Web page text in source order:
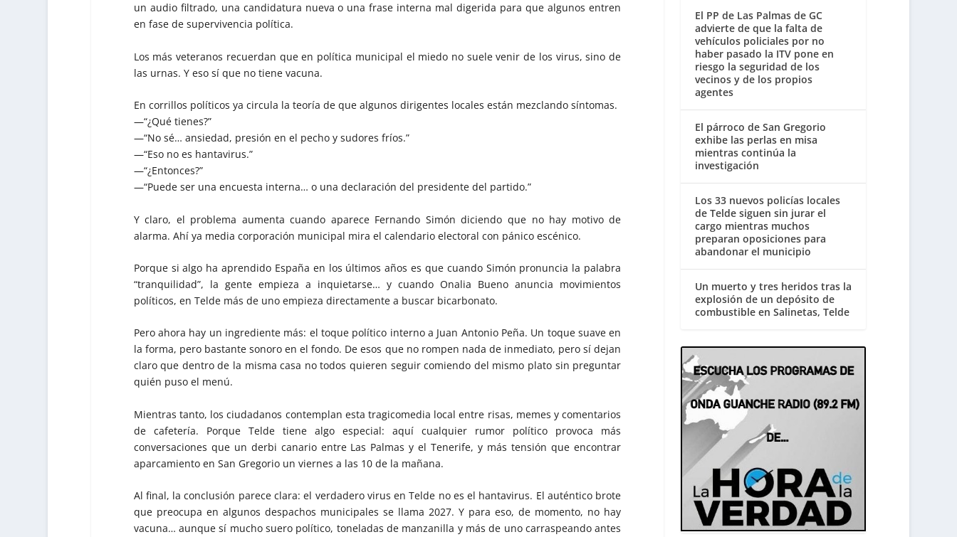
un audio filtrado, una candidatura nueva o una frase interna mal digerida para que algunos entren
en fase de supervivencia política.
Los más veteranos recuerdan que en política municipal el miedo no suele venir de los virus, sino de
las urnas. Y eso sí que no tiene vacuna.
En corrillos políticos ya circula la teoría de que algunos dirigentes locales están mezclando síntomas.
—“¿Qué tienes?”
—“No sé… ansiedad, presión en el pecho y sudores fríos.”
—“Eso no es hantavirus.”
—“¿Entonces?”
—“Puede ser una encuesta interna… o una declaración del presidente del partido.”
Y claro, el problema aumenta cuando aparece Fernando Simón diciendo que no hay motivo de
alarma. Ahí ya media corporación municipal mira el calendario electoral con pánico escénico.
Porque si algo ha aprendido España en los últimos años es que cuando Simón pronuncia la palabra
“tranquilidad”, la gente empieza a inquietarse… y cuando Onalia Bueno anuncia movimientos
políticos, en Telde más de uno empieza directamente a buscar bicarbonato.
Pero ahora hay un ingrediente más: el toque político interno a Juan Antonio Peña. Un toque suave en
la forma, pero bastante sonoro en el fondo. De esos que no rompen nada de inmediato, pero sí dejan
claro que dentro de la misma casa no todos quieren seguir comiendo del mismo plato sin preguntar
quién puso el menú.
Mientras tanto, los ciudadanos contemplan esta tragicomedia local entre risas, memes y comentarios
de cafetería. Porque Telde tiene algo especial: aquí cualquier rumor político provoca más
conversaciones que un derbi canario entre Las Palmas y el Tenerife, y más tensión que encontrar
aparcamiento en San Gregorio un viernes a las 10 de la mañana.
Al final, la conclusión parece clara: el verdadero virus en Telde no es el hantavirus. El auténtico brote
que preocupa en algunos despachos municipales se llama 2027. Y para eso, de momento, no hay
vacuna… aunque sí mucho suero político, toneladas de manzanilla y más de uno carraspeando antes
El PP de Las Palmas de GC
advierte de que la falta de
vehículos policiales por no
haber pasado la ITV pone en
riesgo la seguridad de los
vecinos y de los propios
agentes
El párroco de San Gregorio
exhibe las perlas en misa
mientras continúa la
investigación
Los 33 nuevos policías locales
de Telde siguen sin jurar el
cargo mientras muchos
preparan oposiciones para
abandonar el municipio
Un muerto y tres heridos tras la
explosión de un depósito de
combustible en Salinetas, Telde